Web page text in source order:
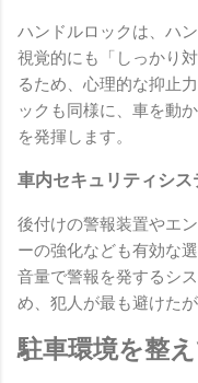
ハンドルロックは、ハ
視覚的にも「しっかり
るため、心理的な抑止
ックも同様に、車を動
を発揮します。
車内セキュリティシス
後付けの警報装置やエ
ーの強化なども有効な
音量で警報を発するシ
め、犯人が最も避けた
駐車環境を整